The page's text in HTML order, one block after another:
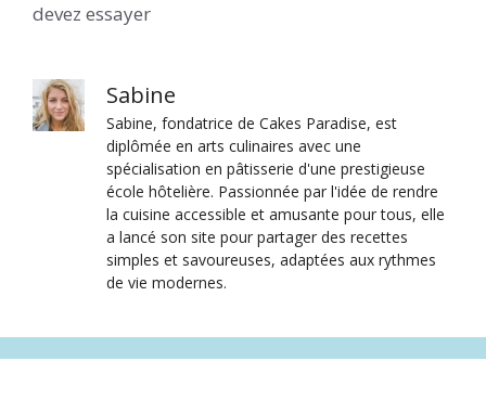
devez essayer
Sabine
Sabine, fondatrice de Cakes Paradise, est
diplômée en arts culinaires avec une
spécialisation en pâtisserie d'une prestigieuse
école hôtelière. Passionnée par l'idée de rendre
la cuisine accessible et amusante pour tous, elle
a lancé son site pour partager des recettes
simples et savoureuses, adaptées aux rythmes
de vie modernes.